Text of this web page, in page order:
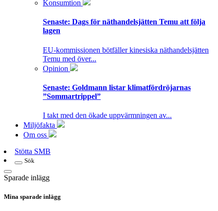
Konsumtion
Senaste: Dags för näthandelsjätten Temu att följa
lagen
EU-kommissionen bötfäller kinesiska näthandelsjätten
Temu med över...
Opinion
Senaste: Goldmann listar klimatfördröjarnas
”Sommartrippel”
I takt med den ökade uppvärmningen av...
Miljöfakta
Om oss
Stötta SMB
Sök
Sparade inlägg
Mina sparade inlägg